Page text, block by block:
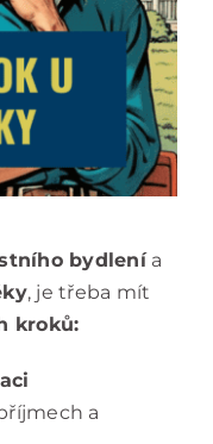
bydlenía
, je třeba mít
kroků:
a